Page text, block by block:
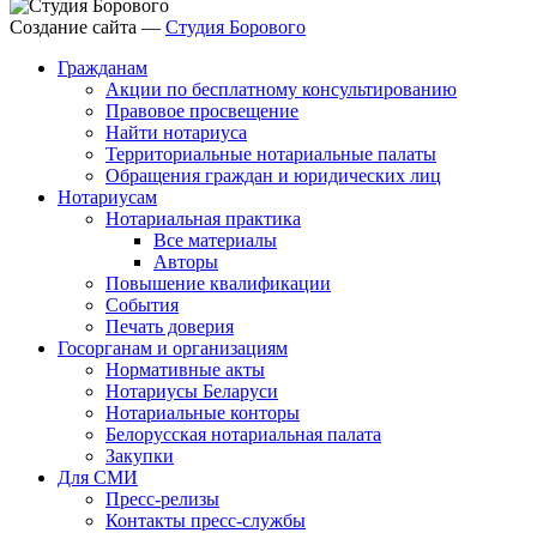
Создание сайта — Студия Борового
Гражданам
Акции по бесплатному консультированию
Правовое просвещение
Найти нотариуса
Территориальные нотариальные палаты
Обращения граждан и юридических лиц
Нотариусам
Нотариальная практика
Все материалы
Авторы
Повышение квалификации
События
Печать доверия
Госорганам и организациям
Нормативные акты
Нотариусы Беларуси
Нотариальные конторы
Белорусская нотариальная палата
Закупки
Для СМИ
Пресс-релизы
Контакты пресс-службы